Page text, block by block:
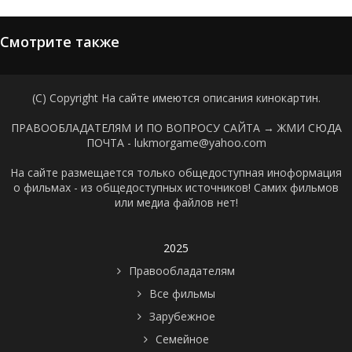
Смотрите также
(C) Copyright На сайте имеются описания кинокартин.
ПРАВООБЛАДАТЕЛЯМ И ПО ВОПРОСУ САЙТА → ЖМИ СЮДА
ПОЧТА - lukmorgame@yahoo.com
На сайте размещается только общедоступная иноформация
о фильмах - из общедоступных источников! Самих фильмов
или медиа файлов нет!
2025
Правообладателям
Все фильмы
Зарубежное
Семейное